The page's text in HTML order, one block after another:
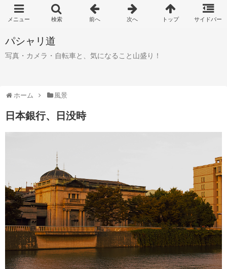
パシャリ道
写真・カメラ・自転車と、気になること山盛り！
ホーム 風景
日本銀行、日没時